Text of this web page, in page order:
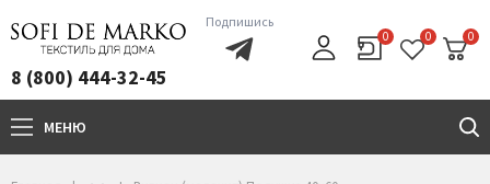
8 (800) 444-32-45
Подпишись
0 0 0
МЕНЮ